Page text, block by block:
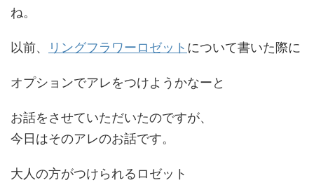
ね。
以前、 リングフラワーロゼット について書いた際に
オプションでアレをつけようかなーと
お話をさせていただいたのですが、
今日はそのアレのお話です。
大人の方がつけられるロゼット